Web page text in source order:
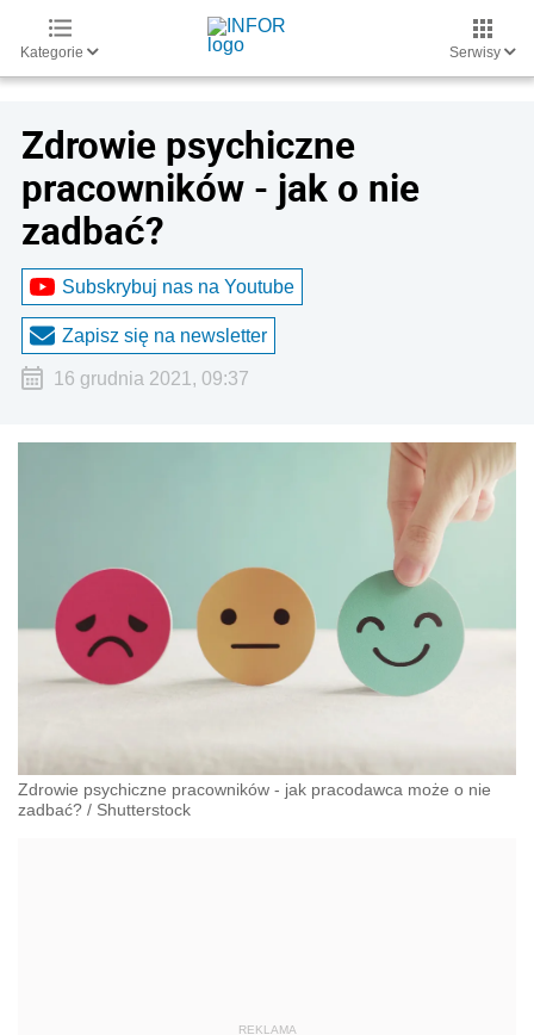
Kategorie Serwisy
Zdrowie psychiczne
pracowników - jak o nie
zadbać?
Subskrybuj nas na Youtube
Zapisz się na newsletter
16 grudnia 2021, 09:37
Zdrowie psychiczne pracowników - jak pracodawca może o nie
zadbać? / Shutterstock